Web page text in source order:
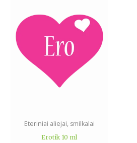
Eteriniai aliejai, smilkalai
Erotik 10 ml